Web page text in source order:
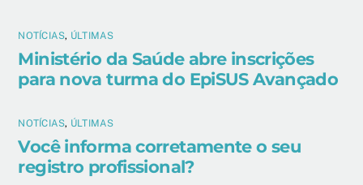
NOTÍCIAS, ÚLTIMAS
Ministério da Saúde abre inscrições
para nova turma do EpiSUS Avançado
NOTÍCIAS, ÚLTIMAS
Você informa corretamente o seu
registro profissional?